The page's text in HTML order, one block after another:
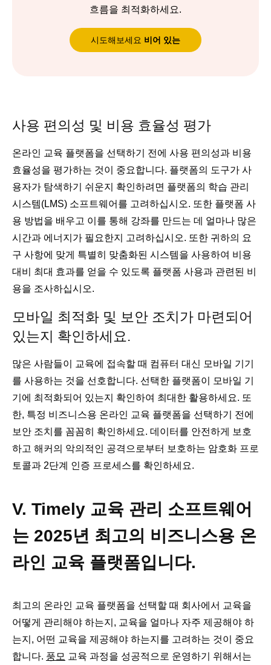
흐름을 최적화하세요.
시도해보세요 비어 있는
사용 편의성 및 비용 효율성 평가
온라인 교육 플랫폼을 선택하기 전에 사용 편의성과 비용
효율성을 평가하는 것이 중요합니다. 플랫폼의 도구가 사
용자가 탐색하기 쉬운지 확인하려면 플랫폼의 학습 관리
시스템(LMS) 소프트웨어를 고려하십시오. 또한 플랫폼 사
용 방법을 배우고 이를 통해 강좌를 만드는 데 얼마나 많은
시간과 에너지가 필요한지 고려하십시오. 또한 귀하의 요
구 사항에 맞게 특별히 맞춤화된 시스템을 사용하여 비용
대비 최대 효과를 얻을 수 있도록 플랫폼 사용과 관련된 비
용을 조사하십시오.
모바일 최적화 및 보안 조치가 마련되어
있는지 확인하세요.
많은 사람들이 교육에 접속할 때 컴퓨터 대신 모바일 기기
를 사용하는 것을 선호합니다. 선택한 플랫폼이 모바일 기
기에 최적화되어 있는지 확인하여 최대한 활용하세요. 또
한, 특정 비즈니스용 온라인 교육 플랫폼을 선택하기 전에
보안 조치를 꼼꼼히 확인하세요. 데이터를 안전하게 보호
하고 해커의 악의적인 공격으로부터 보호하는 암호화 프로
토콜과 2단계 인증 프로세스를 확인하세요.
V. Timely 교육 관리 소프트웨어
는 2025년 최고의 비즈니스용 온
라인 교육 플랫폼입니다.
최고의 온라인 교육 플랫폼을 선택할 때 회사에서 교육을
어떻게 관리해야 하는지, 교육을 얼마나 자주 제공해야 하
는지, 어떤 교육을 제공해야 하는지를 고려하는 것이 중요
합니다. 풍모 교육 과정을 성공적으로 운영하기 위해서는